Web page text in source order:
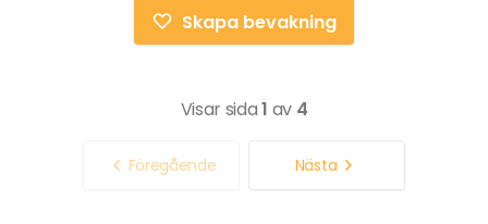
Skapa bevakning
Visar sida1 av 4
Föregående Nästa